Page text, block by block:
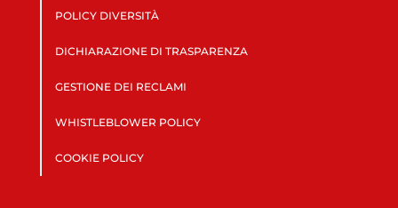
POLICY DIVERSITÀ
DICHIARAZIONE DI TRASPARENZA
GESTIONE DEI RECLAMI
WHISTLEBLOWER POLICY
COOKIE POLICY